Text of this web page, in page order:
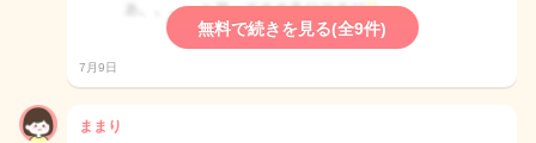
無料で続きを見る(全9件)
7月9日
ままり